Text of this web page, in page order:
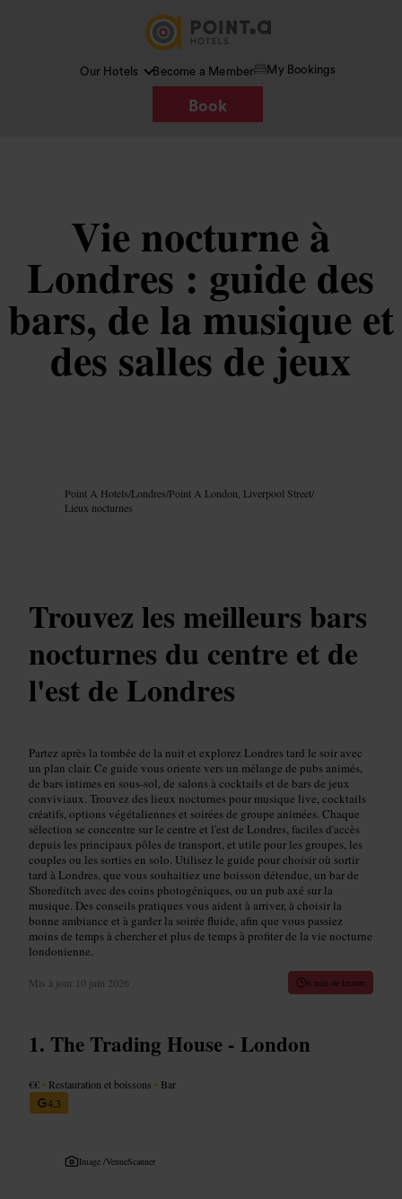
Our Hotels Become a Member My Bookings
Book
Vie nocturne à
Londres : guide des
bars, de la musique et
des salles de jeux
Point A Hotels/Londres/Point A London, Liverpool Street/
Lieux nocturnes
Trouvez les meilleurs bars
nocturnes du centre et de
l'est de Londres
Partez après la tombée de la nuit et explorez Londres tard le soir avec
un plan clair. Ce guide vous oriente vers un mélange de pubs animés,
de bars intimes en sous-sol, de salons à cocktails et de bars de jeux
conviviaux. Trouvez des lieux nocturnes pour musique live, cocktails
créatifs, options végétaliennes et soirées de groupe animées. Chaque
sélection se concentre sur le centre et l'est de Londres, faciles d'accès
depuis les principaux pôles de transport, et utile pour les groupes, les
couples ou les sorties en solo. Utilisez le guide pour choisir où sortir
tard à Londres, que vous souhaitiez une boisson détendue, un bar de
Shoreditch avec des coins photogéniques, ou un pub axé sur la
musique. Des conseils pratiques vous aident à arriver, à choisir la
bonne ambiance et à garder la soirée fluide, afin que vous passiez
moins de temps à chercher et plus de temps à profiter de la vie nocturne
londonienne.
Mis à jour 10 juin 2026 6 min de lecture
The Trading House - London
€€ • Restauration et boissons • Bar
4,3
Image /VenueScanner